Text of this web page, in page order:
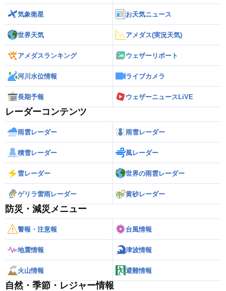
気象衛星 お天気ニュース
世界天気 アメダス(実況天気)
アメダスランキング ウェザーリポート
河川水位情報 ライブカメラ
長期予報 ウェザーニュースLiVE
レーダーコンテンツ
雨雲レーダー 雨雪レーダー
積雪レーダー 風レーダー
雷レーダー 世界の雨雲レーダー
ゲリラ雷雨レーダー 黄砂レーダー
防災・減災メニュー
警報・注意報 台風情報
地震情報 津波情報
火山情報 避難情報
自然・季節・レジャー情報